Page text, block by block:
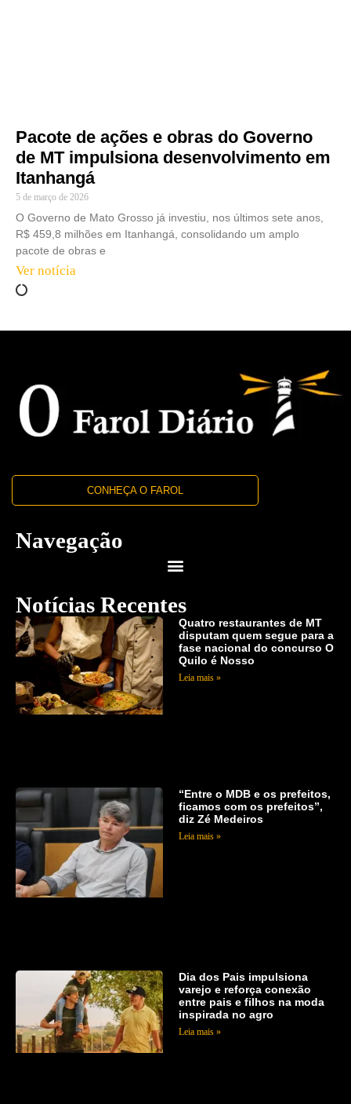
Pacote de ações e obras do Governo
de MT impulsiona desenvolvimento em
Itanhangá
5 de março de 2026
O Governo de Mato Grosso já investiu, nos últimos sete anos,
R$ 459,8 milhões em Itanhangá, consolidando um amplo
pacote de obras e
Ver notícia
CONHEÇA O FAROL
Navegação
Notícias Recentes
Quatro restaurantes de MT
disputam quem segue para a
fase nacional do concurso O
Quilo é Nosso
Leia mais »
“Entre o MDB e os prefeitos,
ficamos com os prefeitos”,
diz Zé Medeiros
Leia mais »
Dia dos Pais impulsiona
varejo e reforça conexão
entre pais e filhos na moda
inspirada no agro
Leia mais »